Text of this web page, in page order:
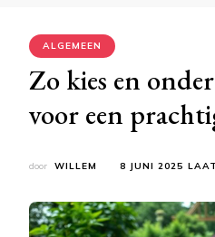
ALGEMEEN
Zo kies en
voor een
door WILLEM 8 JUNI 2025